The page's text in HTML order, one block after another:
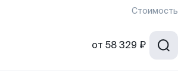
Стоимость
от 58 329 ₽